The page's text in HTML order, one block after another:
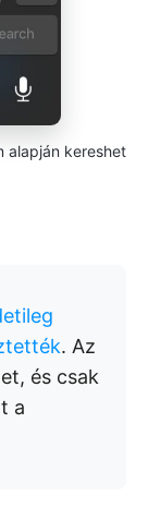
alapján kereshet
. Az
és csak
a